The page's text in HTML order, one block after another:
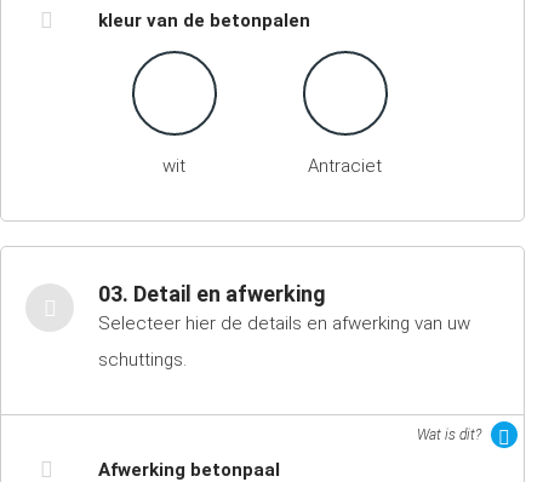
kleur van de betonpalen
wit Antraciet
03. Detail en afwerking
Selecteer hier de details en afwerking van uw
schuttings.
Wat is dit?
Afwerking betonpaal